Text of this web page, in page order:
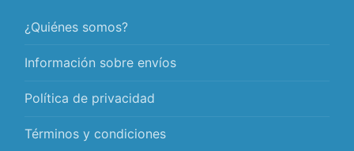
¿Quiénes somos?
Información sobre envíos
Política de privacidad
Términos y condiciones